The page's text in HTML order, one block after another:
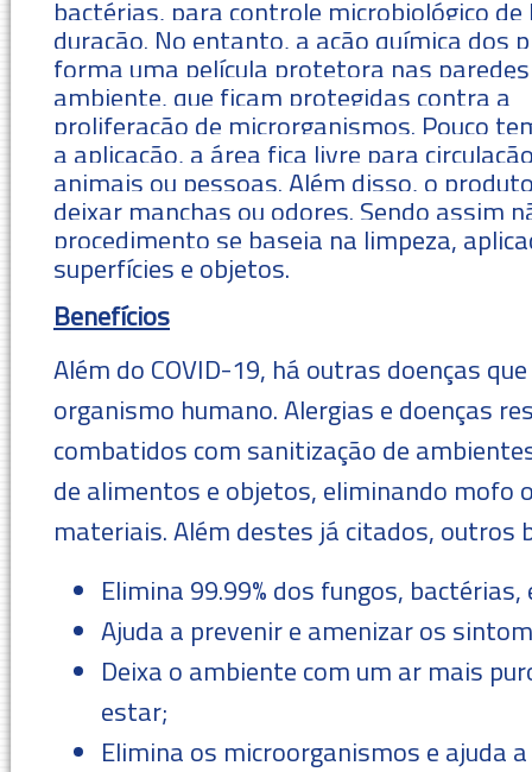
bactérias, para controle microbiológico de
duração. No entanto, a ação química dos
forma uma película protetora nas
ambiente, que ficam protegidas contra a
proliferação de microrganismos. Pouco
a aplicação, a área fica livre para
animais ou pessoas. Além disso, o
deixar manchas ou odores. Sendo assim
procedimento se baseia na limpeza,
superfícies e objetos.
Benefícios
Além do COVID-19, há outras doenças
organismo humano. Alergias e doenças
combatidos com sanitização de
de alimentos e objetos, eliminando mofo
materiais. Além destes já citados, outros
Elimina 99.99% dos fungos,
Ajuda a prevenir e amenizar os
Deixa o ambiente com um ar mais
estar;
Elimina os microorganismos e ajuda